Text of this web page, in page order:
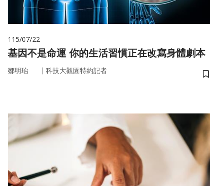
115/07/22
基因不是命運 你的生活習慣正在改寫身體劇本
鄒明珆 ｜ 科技大觀園特約記者
儲